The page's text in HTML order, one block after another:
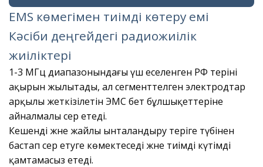
EMS көмегімен тиімді көтеру емі
Кәсіби деңгейдегі радиожиілік
жиіліктері
1-3 МГц диапазонындағы үш еселенген РФ теріні
ақырын жылытады, ал сегменттелген электродтар
арқылы жеткізілетін ЭМС бет бұлшықеттеріне
айналмалы әсер етеді.
Кешенді және жайлы ынталандыру теріге түбінен
бастап әсер етуге көмектеседі және тиімді күтімді
қамтамасыз етеді.